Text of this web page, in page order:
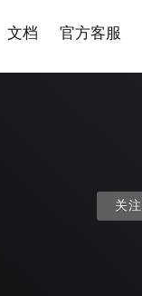
文档 官方客服
关注